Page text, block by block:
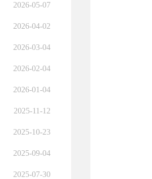
2026-05-07
2026-04-02
2026-03-04
2026-02-04
2026-01-04
2025-11-12
2025-10-23
2025-09-04
2025-07-30